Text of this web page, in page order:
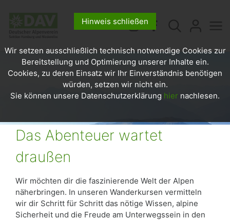
Das Abenteuer wartet
draußen
Wir möchten dir die faszinierende Welt der Alpen
näherbringen. In unseren Wanderkursen vermitteln
wir dir Schritt für Schritt das nötige Wissen, alpine
Sicherheit und die Freude am Unterwegssein in den
Hinweis schließen
Wir setzen ausschließlich technisch notwendige Cookies zur
Bereitstellung und Optimierung unserer Inhalte ein.
Cookies, zu deren Einsatz wir Ihr Einverständnis benötigen
würden, setzen wir nicht ein.
Sie können unsere Datenschutzerklärung hier nachlesen.